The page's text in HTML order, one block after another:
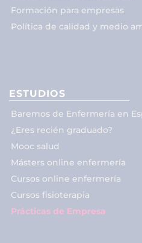
Formación para empresas
Política de calidad y medio
ESTUDIOS
Baremos de Enfermería en
¿Eres recién graduado?
Mooc salud
Másters online enfermería
Cursos online enfermería
Cursos fisioterapia
Prácticas de Empresa